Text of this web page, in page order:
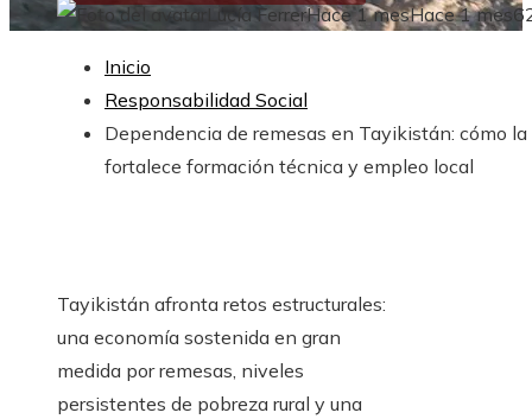
Lucía FerrerHace 1 mesHace 1 mes
Inicio
Responsabilidad Social
Dependencia de remesas en Tayikistán: cómo la
fortalece formación técnica y empleo local
Tayikistán afronta retos estructurales:
una economía sostenida en gran
medida por remesas, niveles
persistentes de pobreza rural y una